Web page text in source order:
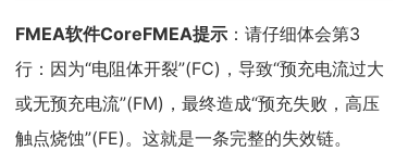
FMEA软件CoreFMEA提示 ：请仔细体会第3
行：因为“电阻体开裂”(FC)，导致“预充电流过大
或无预充电流”(FM)，最终造成“预充失败，高压
触点烧蚀”(FE)。这就是一条完整的失效链。